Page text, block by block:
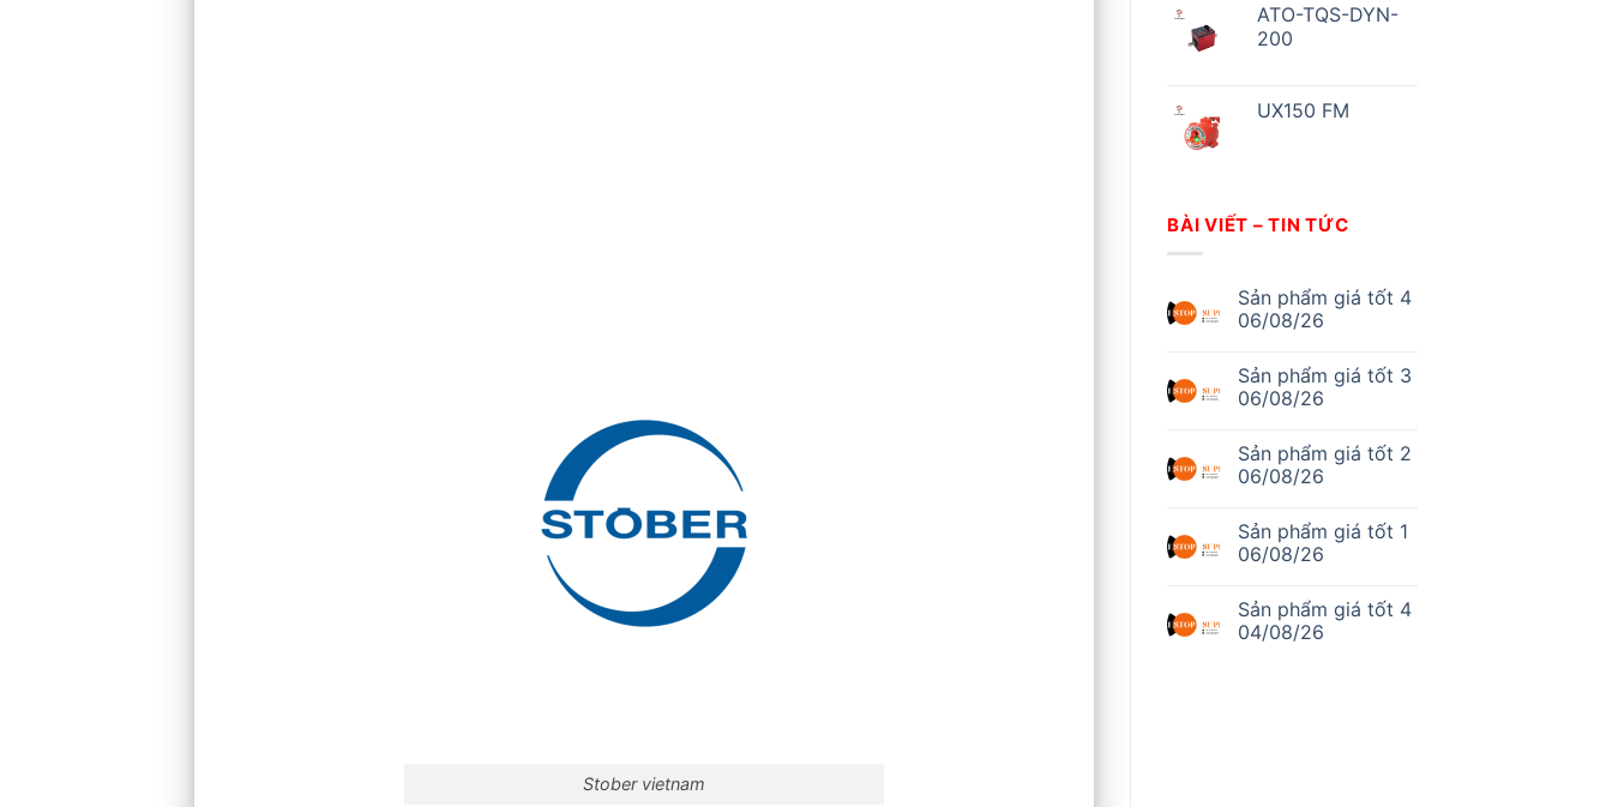
Stober vietnam
ATO-TQS-DYN-
200
UX150 FM
BÀI VIẾT – TIN TỨC
Sản phẩm giá tốt 4
06/08/26
bình
luận
ở
giá
tốt
4
Sản phẩm giá tốt 3
06/08/26
bình
luận
ở
giá
tốt
3
Sản phẩm giá tốt 2
06/08/26
bình
luận
ở
giá
tốt
2
Sản phẩm giá tốt 1
06/08/26
bình
luận
ở
Sản phẩm giá tốt 4
04/08/26